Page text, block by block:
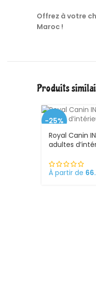
Offrez à votre
Maroc !
Produits
-25%
Royal Canin
adultes
À partir de